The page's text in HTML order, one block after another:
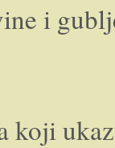
i
koji